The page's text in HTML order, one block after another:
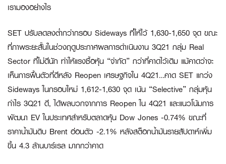
เรามองอย่างไร
SET ปรับลดลงต่ำกว่ากรอบ Sideways ที่ให้ไว้ 1,630-1,650 จุด ขณะ
ที่ภาพระยะสั้นในช่วงฤดูประกาศผลการดำเนินงาน 3Q21 กลุ่ม Real
Sector ที่ไม่ดีนัก ทำให้แรงซื้อหุ้น “จำกัด” กว่าที่คาดไว้เดิม แม้คาดว่าจะ
เห็นการฟื้นตัวที่ดีหลัง Reopen เศรษฐกิจใน 4Q21…คาด SET แกว่ง
Sideways ในกรอบใหม่ 1,612-1,630 จุด เน้น “Selective” กลุ่มหุ้น
กำไร 3Q21 ดี, ได้ผลบวกจากการ Reopen ใน 4Q21 และแนวโน้มการ
พัฒนา EV ในประเทศสำหรับตลาดหุ้น Dow Jones -0.74% ขณะที่
ราคาน้ำมันดิบ Brent อ่อนตัว -2.1% หลังสต็อกน้ำมันรายสัปดาห์เพิ่ม
ขึ้น 4.3 ล้านบาร์เรล มากกว่าคาด